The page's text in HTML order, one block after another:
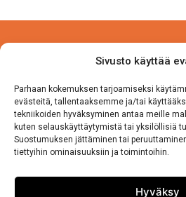
Sivusto käyttää
Parhaan kokemuksen tarjoamiseksi
evästeitä, tallentaaksemme ja/tai
tekniikoiden hyväksyminen antaa meille
kuten selauskäyttäytymistä tai yksilöllisiä
Suostumuksen jättäminen tai
tiettyihin ominaisuuksiin ja toimintoihin.
Hyväksy
Tehtaantie 5
14500
Puh. 050 570
Sivuston käyttö ja